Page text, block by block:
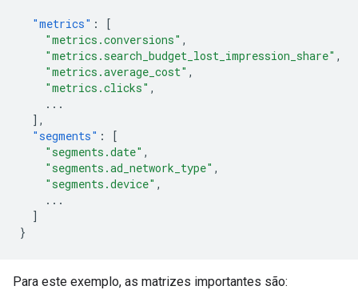
"metrics" :
[
"metrics.conversions" ,
"metrics.search_budget_lost_impression_share" ,
"metrics.average_cost" ,
"metrics.clicks" ,
...
],
"segments" :
[
"segments.date" ,
"segments.ad_network_type" ,
"segments.device" ,
...
]
}
Para este exemplo, as matrizes importantes são: